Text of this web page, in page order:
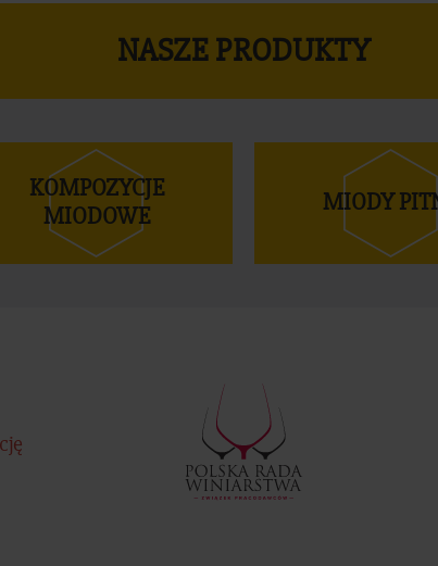
NASZE PRODUKTY
KOMPOZYCJE
MIODOWE
MIODY